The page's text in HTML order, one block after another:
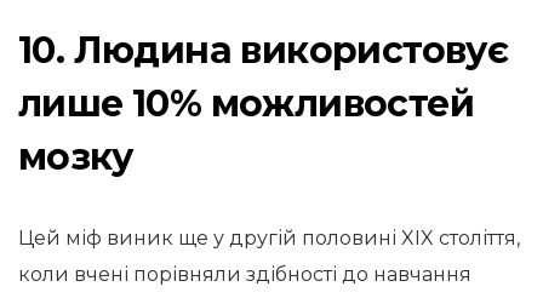
10. Людина використовує
лише 10% можливостей
мозку
Цей міф виник ще у другій половині XIX століття,
коли вчені порівняли здібності до навчання